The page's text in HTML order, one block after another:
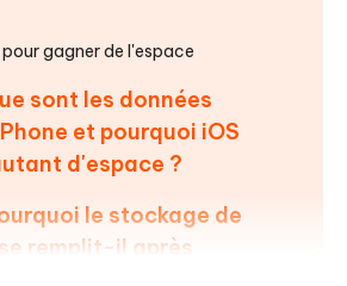
gagner de l'espace
sont les données
et pourquoi iOS
d'espace ?
le stockage de
remplit-il après